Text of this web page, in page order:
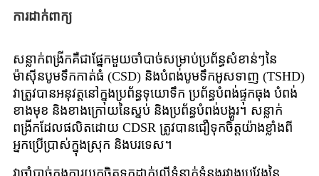
ការដាក់ពាក្យ
សន្លាក់ពង្រីកគឺជាផ្នែកមួយចាំបាច់សម្រាប់ប្រព័ន្ធសំខាន់ៗនៃ
ម៉ាស៊ីនបូមទឹកកាត់ធំ (CSD) និងបំពង់បូមទឹកអូសទាញ (TSHD)
វាត្រូវបានអនុវត្តនៅក្នុងប្រព័ន្ធទុយោទឹក ប្រព័ន្ធបំពង់ផ្ទុកធុង បំពង់
ខាងមុខ និងខាងក្រោយនៃស្នប់ និងប្រព័ន្ធបំពង់បង្ហូរ។ សន្លាក់
ពង្រីកដែលផលិតដោយ CDSR ត្រូវបានជឿទុកចិត្តយ៉ាងខ្លាំងពី
អ្នកប្រើប្រាស់ក្នុងស្រុក និងបរទេស។